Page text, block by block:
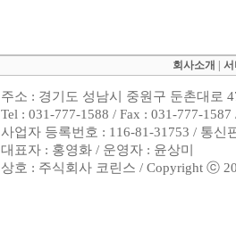
회사소개
주소 : 경기도 성남시 중원구 둔촌대로
Tel : 031-777-1588 / Fax : 031-777-
사업자 등록번호 : 116-81-31753 / 통신
대표자 : 홍영화 / 운영자 : 윤상미
상호 : 주식회사 코린스 / Copyright ⓒ